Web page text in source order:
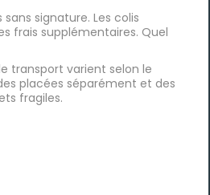
signature. Les colis
frais supplémentaires. Quel
transport varient selon le
placées séparément et des
fragiles.